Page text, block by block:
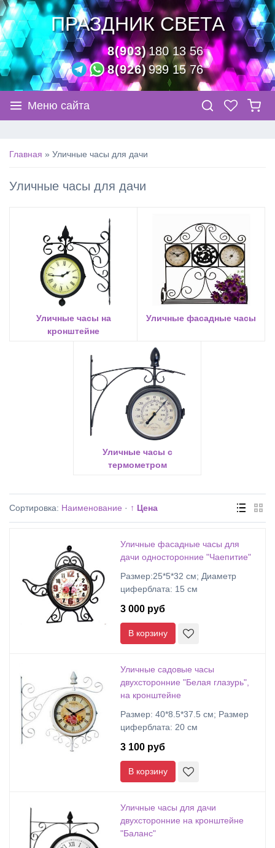
ПРАЗДНИК СВЕТА
8(903)180 13 56
8(926)939 15 76
Меню сайта
Главная » Уличные часы для дачи
Уличные часы для дачи
Уличные часы на
кронштейне
Уличные фасадные часы
Уличные часы с
термометром
Сортировка: Наименование · ↑ Цена
Уличные фасадные часы для
дачи односторонние "Чаепитие"
Размер:25*5*32 см; Диаметр
циферблата: 15 см
3 000 руб
В корзину
Уличные садовые часы
двухсторонние "Белая глазурь",
на кронштейне
Размер: 40*8.5*37.5 см; Размер
циферблата: 20 см
3 100 руб
В корзину
Уличные часы для дачи
двухсторонние на кронштейне
"Баланс"